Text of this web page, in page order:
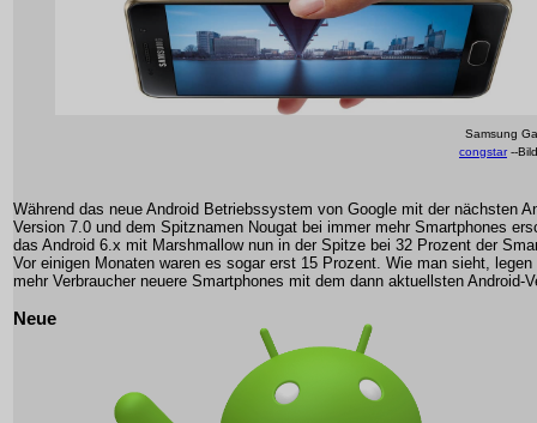
Samsung
congstar--
Während das neue Android Betriebssystem von Google mit der nächsten
Version 7.0 und dem Spitznamen Nougat bei immer mehr Smartphones
das Android 6.x mit Marshmallow nun in der Spitze bei 32 Prozent der
Vor einigen Monaten waren es sogar erst 15 Prozent. Wie man sieht,
mehr Verbraucher neuere Smartphones mit dem dann aktuellsten Android-
Neue